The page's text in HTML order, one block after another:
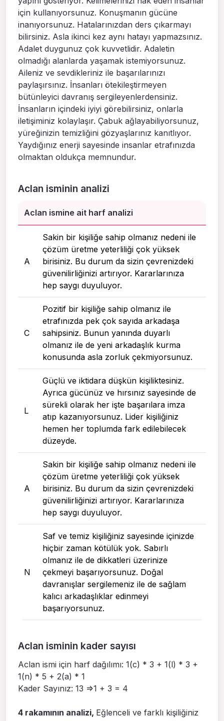
için kullanıyorsunuz. Konuşmanın gücüne
inanıyorsunuz. Hatalarınızdan ders çıkarmayı
bilirsiniz. Asla ikinci kez aynı hatayı yapmazsınız.
Adalet duygunuz çok kuvvetlidir. Adaletin
olmadığı alanlarda yaşamak istemiyorsunuz.
Aileniz ve sevdikleriniz ile başarılarınızı
paylaşırsınız. İnsanları ötekileştirmeyen
bütünleyici davranış sergileyenlerdensiniz.
İnsanların içindeki iyiyi görebilirsiniz, onlarla
iletişiminiz kolaylaşır. Çabuk ağlayabiliyorsunuz,
yüreğinizin temizliğini gözyaşlarınız kanıtlıyor.
Yaydığınız enerji sayesinde insanlar etrafınızda
olmaktan oldukça memnundur.
Aclan isminin analizi
Aclan ismine ait harf analizi
A
Sakin bir kişiliğe sahip olmanız nedeni ile
çözüm üretme yeterliliği çok yüksek
birisiniz. Bu durum da sizin çevrenizdeki
güvenilirliğinizi artırıyor. Kararlarınıza
hep saygı duyuluyor.
C
Pozitif bir kişiliğe sahip olmanız ile
etrafınızda pek çok sayıda arkadaşa
sahipsiniz. Bunun yanında duyarlı
olmanız ile de yeni arkadaşlık kurma
konusunda asla zorluk çekmiyorsunuz.
L
Güçlü ve iktidara düşkün kişiliktesiniz.
Ayrıca gücünüz ve hırsınız sayesinde de
sürekli olarak her işte başarılara imza
atıp kazanıyorsunuz. Lider kişiliğiniz
hemen her toplumda fark edilebilecek
düzeyde.
A
Sakin bir kişiliğe sahip olmanız nedeni ile
çözüm üretme yeterliliği çok yüksek
birisiniz. Bu durum da sizin çevrenizdeki
güvenilirliğinizi artırıyor. Kararlarınıza
hep saygı duyuluyor.
N
Saf ve temiz kişiliğiniz sayesinde içinizde
hiçbir zaman kötülük yok. Sabırlı
olmanız ile de dikkatleri üzerinize
çekmeyi başarıyorsunuz. Doğal
davranışlar sergilemeniz ile de sağlam
kalıcı arkadaşlıklar edinmeyi
başarıyorsunuz.
Aclan isminin kader sayısı
Aclan ismi için harf dağılımı: 1(c) * 3 + 1(l) * 3 +
1(n) * 5 + 2(a) * 1
Kader Sayınız: 13 =>1 + 3 = 4
4 rakamının analizi, Eğlenceli ve farklı kişiliğiniz